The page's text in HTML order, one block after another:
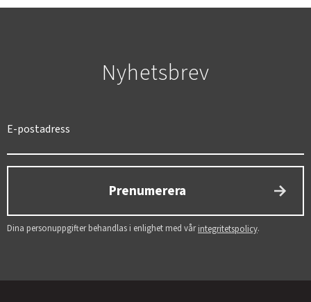
Nyhetsbrev
Prenumerera
Dina personuppgifter behandlas i enlighet med vårintegritetspolicy.